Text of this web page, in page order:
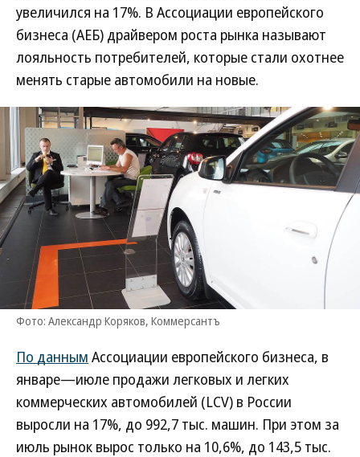
увеличился на 17%. В Ассоциации европейского
бизнеса (АЕБ) драйвером роста рынка называют
лояльность потребителей, которые стали охотнее
менять старые автомобили на новые.
Фото: Александр Коряков, Коммерсантъ
По данным Ассоциации европейского бизнеса, в
январе—июле продажи легковых и легких
коммерческих автомобилей (LCV) в России
выросли на 17%, до 992,7 тыс. машин. При этом за
июль рынок вырос только на 10,6%, до 143,5 тыс.